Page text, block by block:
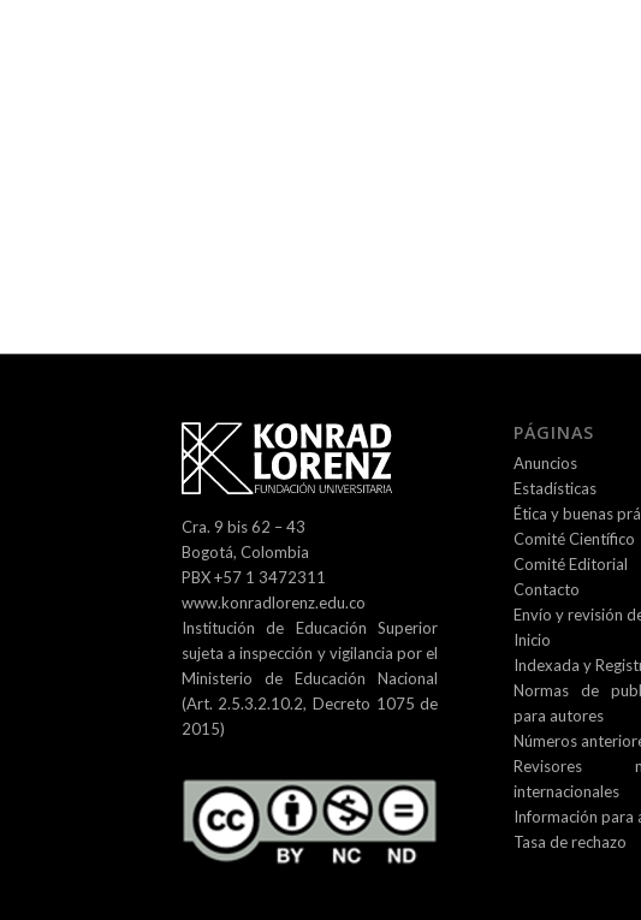
Cra. 9 bis 62 – 43
Bogotá, Colombia
PBX +57 1 3472311
www.konradlorenz.edu.co
Institución de Educación Superior
sujeta a inspección y vigilancia por el
Ministerio de Educación Nacional
(Art. 2.5.3.2.10.2, Decreto 1075 de
2015)
PÁGINAS
Anuncios
Estadísticas
Ética y buenas
Comité Científico
Comité Editorial
Contacto
Envío y revisión
Inicio
Indexada y
Normas de
para autores
Números
Revisores
internacionales
Información para
Tasa de rechazo